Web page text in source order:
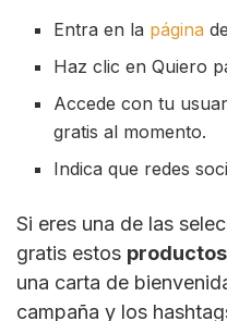
Entra en la página
Haz clic en Quiero
Accede con tu
gratis al momento.
Indica que redes
Si eres una de las
gratis estos
una carta de
campaña y los